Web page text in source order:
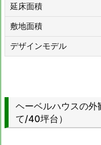
延床面積
敷地面積
デザインモデル
ヘーベルハウスの
て/40坪台）